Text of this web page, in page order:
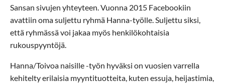
Sansan sivujen yhteyteen. Vuonna 2015 Facebookiin
avattiin oma suljettu ryhmä Hanna-työlle. Suljettu siksi,
että ryhmässä voi jakaa myös henkilökohtaisia
rukouspyyntöjä.
Hanna/Toivoa naisille -työn hyväksi on vuosien varrella
kehitelty erilaisia myyntituotteita, kuten essuja, heijastimia,